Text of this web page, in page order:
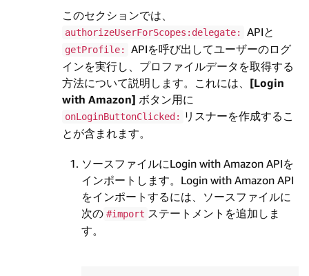
このセクションでは、
authorizeUserForScopes:delegate: APIと
getProfile:
APIを呼び出してユーザーのログ
インを実行し、プロファイルデータを取得する
方法について説明します。これには、 [Login
with Amazon] ボタン用に
onLoginButtonClicked:
リスナーを作成するこ
とが含まれます。
ソースファイルにLogin with Amazon APIを
インポートします。Login with Amazon API
をインポートするには、ソースファイルに
次の #import ステートメントを追加しま
す。